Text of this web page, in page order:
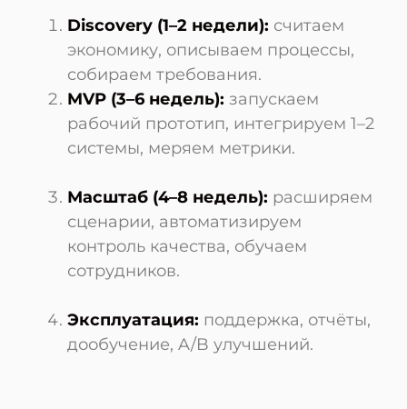
Discovery (1–2 недели): считаем
экономику, описываем процессы,
собираем требования.
MVP (3–6 недель): запускаем
рабочий прототип, интегрируем 1–2
системы, меряем метрики.
Масштаб (4–8 недель): расширяем
сценарии, автоматизируем
контроль качества, обучаем
сотрудников.
Эксплуатация: поддержка, отчёты,
дообучение, A/B улучшений.